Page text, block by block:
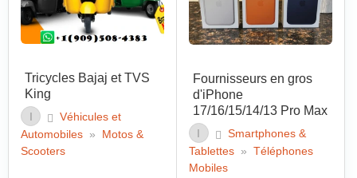
Tricycles Bajaj et TVS
King
I
Véhicules et
Automobiles » Motos &
Scooters
Fournisseurs en gros
d'iPhone
17/16/15/14/13 Pro Max
I
Smartphones &
Tablettes » Téléphones
Mobiles